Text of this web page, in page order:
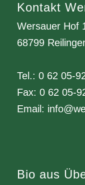
Kontakt
Wersauer Hof
68799
Tel.: 0 62 05-
Fax: 0 62 05-
Email:
Bio aus